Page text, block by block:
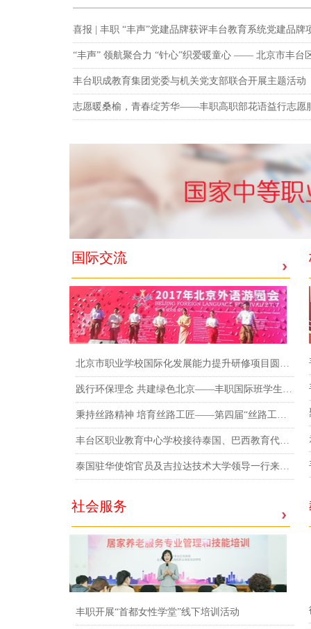
喜报 | 丰职 “丰声”党建品牌获评丰台教育系统党建品牌
丰台职成教育集团党委与机关党支部联合开展主题活动
志愿暖桑榆，青春绽芳华——丰职高职部花语益行志愿
国际交流
北京市职业学校国际化发展能力提升研修项目圆满结业
践行环保理念 共建绿色北京——丰职国际班学生参与地球日环保公益活动
秉持丝路精神 培育丝路工匠——第四届“丝路工匠”国际技能大赛在丰职圆满落幕
丰台区职业教育中心学校接待泰国、巴西教育代表团
泰国驻华使馆官员及吉拉达技术大学领导一行来访丰职
社会服务
丰职开展“首都女性学堂”线下培训活动